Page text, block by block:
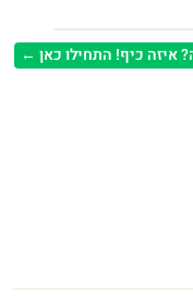
איזה כיף! התחילו כאן ←